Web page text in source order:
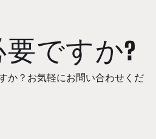
ですか?
か？お気軽にお問い合わせくだ